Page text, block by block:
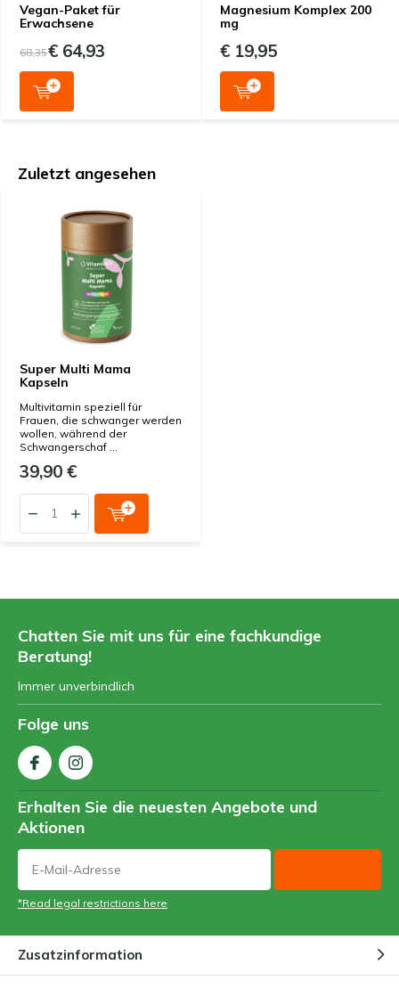
Vegan-Paket für
Erwachsene
68,35€ 64,93
Magnesium Komplex 200
mg
€ 19,95
Zuletzt angesehen
Super Multi Mama
Kapseln
Multivitamin speziell für
Frauen, die schwanger werden
wollen, während der
Schwangerschaf ...
39,90 €
Chatten Sie mit uns für eine fachkundige
Beratung!
Immer unverbindlich
Folge uns
Erhalten Sie die neuesten Angebote und
Aktionen
*Read legal restrictions here
Zusatzinformation